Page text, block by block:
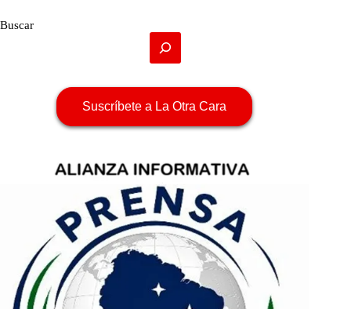
Buscar
Suscríbete a La Otra Cara